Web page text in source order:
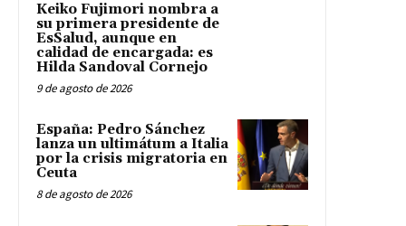
Keiko Fujimori nombra a
su primera presidente de
EsSalud, aunque en
calidad de encargada: es
Hilda Sandoval Cornejo
9 de agosto de 2026
España: Pedro Sánchez
lanza un ultimátum a Italia
por la crisis migratoria en
Ceuta
8 de agosto de 2026